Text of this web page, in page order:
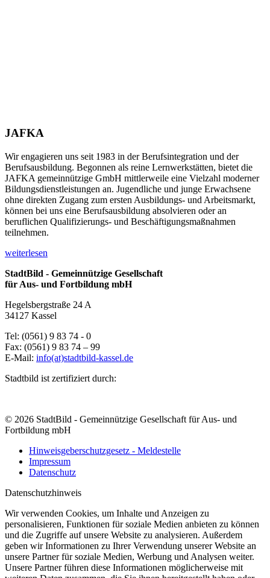
JAFKA
Wir engagieren uns seit 1983 in der Berufsintegration und der
Berufsausbildung. Begonnen als reine Lernwerkstätten, bietet die
JAFKA gemeinnützige GmbH mittlerweile eine Vielzahl moderner
Bildungsdienstleistungen an. Jugendliche und junge Erwachsene
ohne direkten Zugang zum ersten Ausbildungs- und Arbeitsmarkt,
können bei uns eine Berufsausbildung absolvieren oder an
beruflichen Qualifizierungs- und Beschäftigungsmaßnahmen
teilnehmen.
weiterlesen
StadtBild - Gemeinnützige Gesellschaft
für Aus- und Fortbildung mbH
Hegelsbergstraße 24 A
34127 Kassel
Tel: (0561) 9 83 74 - 0
Fax: (0561) 9 83 74 – 99
E-Mail: info(at)stadtbild-kassel.de
Stadtbild ist zertifiziert durch:
© 2026 StadtBild - Gemeinnützige Gesellschaft für Aus- und
Fortbildung mbH
Hinweisgeberschutzgesetz - Meldestelle
Impressum
Datenschutz
Datenschutzhinweis
Wir verwenden Cookies, um Inhalte und Anzeigen zu
personalisieren, Funktionen für soziale Medien anbieten zu können
und die Zugriffe auf unsere Website zu analysieren. Außerdem
geben wir Informationen zu Ihrer Verwendung unserer Website an
unsere Partner für soziale Medien, Werbung und Analysen weiter.
Unsere Partner führen diese Informationen möglicherweise mit